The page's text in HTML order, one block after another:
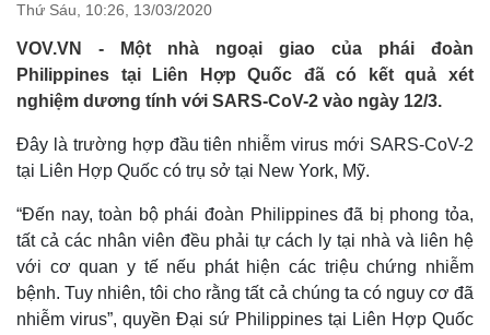
Nhận diện sự thật
Việc làm
Biển đảo
Thứ Sáu, 10:26, 13/03/2020
VOV.VN - Một nhà ngoại giao của phái đoàn
Philippines tại Liên Hợp Quốc đã có kết quả xét
nghiệm dương tính với SARS-CoV-2 vào ngày 12/3.
Đây là trường hợp đầu tiên nhiễm virus mới SARS-CoV-2
tại Liên Hợp Quốc có trụ sở tại New York, Mỹ.
“Đến nay, toàn bộ phái đoàn Philippines đã bị phong tỏa,
tất cả các nhân viên đều phải tự cách ly tại nhà và liên hệ
với cơ quan y tế nếu phát hiện các triệu chứng nhiễm
bệnh. Tuy nhiên, tôi cho rằng tất cả chúng ta có nguy cơ đã
nhiễm virus”, quyền Đại sứ Philippines tại Liên Hợp Quốc